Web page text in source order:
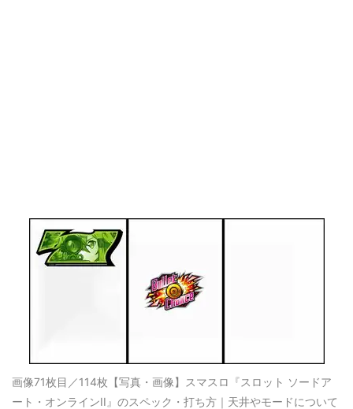
画像71枚目／114枚 【写真・画像】スマスロ『スロット ソードア
ート・オンラインII』のスペック・打ち方｜天井やモードについて